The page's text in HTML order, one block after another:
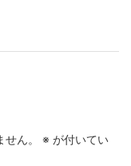
ん。 ※ が付いてい